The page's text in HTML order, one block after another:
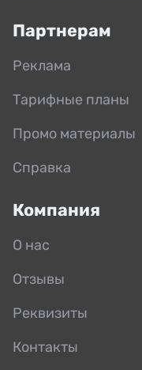
Партнерам
Реклама
Тарифные планы
Промо материалы
Справка
Компания
О нас
Отзывы
Реквизиты
Контакты